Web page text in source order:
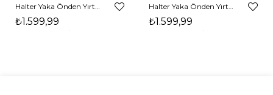
Halter Yaka Önden Yırtmaçlı Midi Boy Bordo Hasre Kadın Elbise 26Y502
₺1.599,99
Halter Yaka Önden Yırtmaçlı Midi Boy Lacivert Hasre Kadın Elbise 26Y502
₺1.599,99